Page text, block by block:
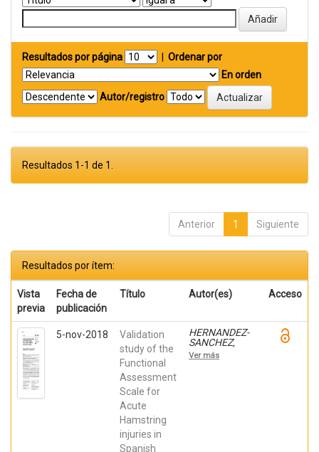
Resultados por página
Ordenar por
En orden
Autor/registro
Resultados 1-1 de 1.
Anterior 1 Siguiente
Resultados por ítem:
Vista
previa
Fecha de
publicación
Título Autor(es) Acceso
5-nov-2018
Validation
study of the
Functional
Assessment
Scale for
Acute
Hamstring
injuries in
Spanish
HERNANDEZ-
SANCHEZ,
SERGIO;
Korakakis,
Ver más